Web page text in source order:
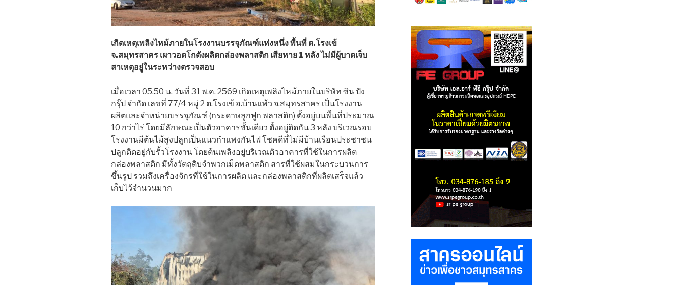
เกิดเหตุเพลิงไหม้ภายในโรงงานบรรจุภัณฑ์แห่งหนึ่ง พื้นที่ ต.โรงเข้
จ.สมุทรสาคร เผาวอดโกดังผลิตกล่องพลาสติก เสียหาย 1 หลัง ไม่มีผู้บาดเจ็บ
สาเหตุอยู่ในระหว่างตรวจสอบ
เมื่อเวลา 05.50 น. วันที่ 31 พ.ค. 2569 เกิดเหตุเพลิงไหม้ภายในบริษัท ซิน ปัง
กรุ๊ป จำกัด เลขที่ 77/4 หมู่ 2 ต.โรงเข้ อ.บ้านแพ้ว จ.สมุทรสาคร เป็นโรงงาน
ผลิตและจำหน่ายบรรจุภัณฑ์ (กระดาษลูกฟูก พลาสติก) ตั้งอยู่บนพื้นที่ประมาณ
10 กว่าไร่ โดยมีลักษณะเป็นตัวอาคารชั้นเดียว ตั้งอยู่ติดกัน 3 หลัง บริเวณรอบ
โรงงานมีต้นไม้สูงปลูกเป็นแนวกำแพงกันไฟ โชคดีที่ไม่มีบ้านเรือนประชาชน
ปลูกติดอยู่กับรั้วโรงงาน โดยต้นเพลิงอยู่บริเวณตัวอาคารที่ใช้ในการผลิต
กล่องพลาสติก มีทั้งวัตถุดิบจำพวกเม็ดพลาสติก สารที่ใช้ผสมในกระบวนการ
ขึ้นรูป รวมถึงเครื่องจักรที่ใช้ในการผลิต และกล่องพลาสติกที่ผลิตเสร็จแล้ว
เก็บไว้จำนวนมาก